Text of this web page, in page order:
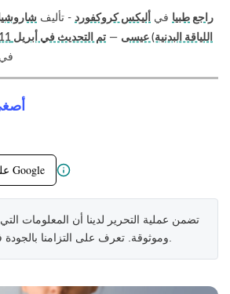
راجع طبيا في أليكس كروكفورد - تأليف
اللياقة البدنية) عيسى — تم التحديث في أبريل 11, 2026
في
أضف Freaktofit على Google
تضمن عملية التحرير لدينا أن المعلومات
وموثوقة. تعرف على التزامنا